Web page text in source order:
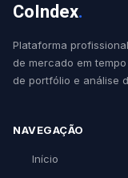
CoIndex.
Plataforma
de mercado em
de portfólio e análise
NAVEGAÇÃO
Início